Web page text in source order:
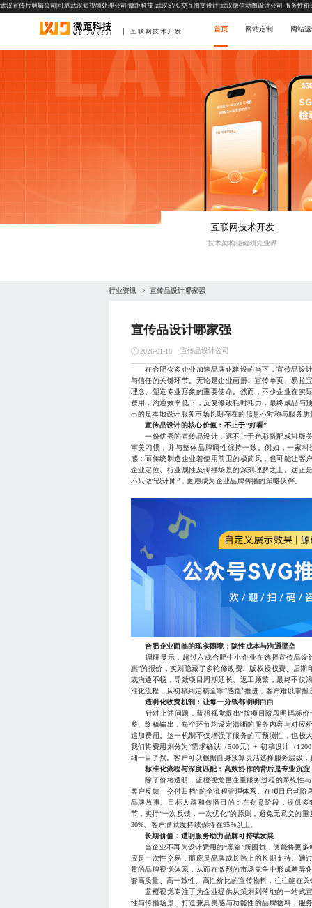
武汉宣传片剪辑公司|可靠武汉短视频处理公司|微距科技-武汉SVG交互图文设计|武汉微信动图设计公司-服务性价
互联网技术开发 首页 网站定制 网站
互联网技术开发
技术架构稳健领先业界
行业资讯 > 宣传品设计哪家强
宣传品设计哪家强
2026-01-18 宣传品设计公司
在合肥众多企业加速品牌化建设的当下，宣传品设
与信任的关键环节。无论是企业画册、宣传单页、易拉
理念、塑造专业形象的重要使命。然而，不少企业在实
费用；沟通效率低下，反复修改耗时耗力；最终成品与
出的是本地设计服务市场长期存在的信息不对称与服务
宣传品设计的核心价值：不止于“好看”
一份优秀的宣传品设计，远不止于色彩搭配或排版
审美习惯，并与整体品牌调性保持一致。例如，一家
感；而传统制造企业若使用前卫的极简风，也可能让客
企业定位、行业属性及传播场景的深刻理解之上。这
不只做“设计师”，更愿成为企业品牌传播的策略伙伴。
合肥企业面临的现实困境：隐性成本与沟通壁垒
调研显示，超过六成合肥中小企业在选择宣传品设
惠”的报价，实则隐藏了多轮修改费、版权授权费、后
或沟通不畅，导致项目周期延长、返工频繁，最终不仅
准化流程，从初稿到定稿全靠“感觉”推进，客户难以掌
透明化收费机制：让每一分钱都明明白白
针对上述问题，蓝橙视觉提出“按项目阶段明码标价
整、终稿输出，每个环节均设定清晰的服务内容与对应
追加费用。这一机制不仅增强了服务的可预测性，也极
我们将费用划分为“需求确认（500元）+ 初稿设计（
细一目了然。客户可以根据自身预算灵活选择服务层级
标准化流程与深度匹配：高效协作的背后是专业沉淀
除了价格透明，蓝橙视觉更注重服务过程的系统性
客户反馈—交付归档”的全流程管理体系。在项目启动阶
品牌故事、目标人群和传播目的；在创意阶段，提供
节，实行“一次反馈，一次优化”的原则，避免无意义的
30%、客户满意度持续保持在95%以上。
长期价值：透明服务助力品牌可持续发展
当企业不再为设计费用的“黑箱”所困扰，便能将更多
应是一次性交易，而应是品牌成长路上的长期支持。通
贯的品牌视觉体系，从而在激烈的市场竞争中形成差异
套高质量、高一致性、高性价比的宣传物料，往往能在
蓝橙视觉专注于为企业提供从策划到落地的一站式
性与传播场景，打造兼具美感与功能性的品牌物料，服